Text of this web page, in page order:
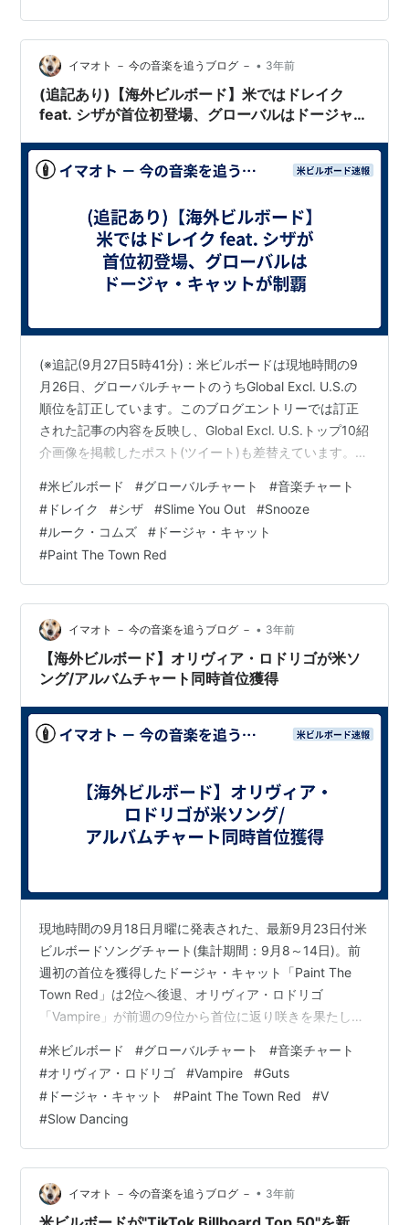
イマオト － 今の音楽を追うブログ － • 3年前
(追記あり)【海外ビルボード】米ではドレイク
feat. シザが首位初登場、グローバルはドージャ・
(※追記(9月27日5時41分)：米ビルボードは現地時間の9
月26日、グローバルチャートのうちGlobal Excl. U.S.の
順位を訂正しています。このブログエントリーでは訂正
された記事の内容を反映し、Global Excl. U.S.トップ10紹
介画像を掲載したポスト(ツイート)も差替えています。)
U.S.を訂正したことにより、当初トップ10入りが報じら
れていたカッソー、レイ ＆ D-ブロック・ヨーロッパ
「Prada」が10→11位となりトップ10から外れました。
しかしながら同曲をトップ10入りしたとして誤って掲…
#米ビルボード #グローバルチャート #音楽チャート
# ドレイク #シザ #Slime You Out #Snooze
#ルーク・コムズ # ドージャ・キャット
#Paint The Town Red
イマオト － 今の音楽を追うブログ － • 3年前
【海外ビルボード】オリヴィア・ロドリゴが米ソ
ング/アルバムチャート同時首位獲得
現地時間の9月18日月曜に発表された、最新9月23日付米
ビルボードソングチャート(集計期間：9月8～14日)。前
週初の首位を獲得したドージャ・キャット「Paint The
Town Red」は2位へ後退、オリヴィア・ロドリゴ
「Vampire」が前週の9位から首位に返り咲きを果たしま
on the Billboard #Hot100. 📈 https://t.co/VlT3evdTnY
— billboard (@billboard) 2023年9月18日
#米ビルボード #グローバルチャート #音楽チャート
#オリヴィア・ロドリゴ #Vampire #Guts
# ドージャ・キャット #Paint The Town Red #V
#Slow Dancing
イマオト － 今の音楽を追うブログ － • 3年前